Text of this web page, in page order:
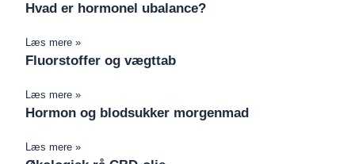
Hvad er hormonel ubalance?
Læs mere »
Fluorstoffer og vægttab
Læs mere »
Hormon og blodsukker morgenmad
Læs mere »